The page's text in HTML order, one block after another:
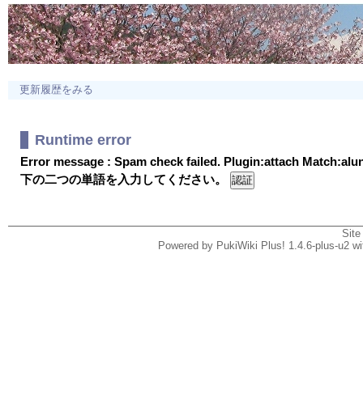
更新履歴をみる
Runtime error
Error message : Spam check failed. Plugin:attach
下の二つの単語を入力してください。
Powered by PukiWiki Plus! 1.4.6-plus-u2